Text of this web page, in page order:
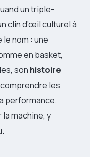
un triple-
clin d’œil culturel à
nom : une
en basket,
son histoire
comprendre les
performance.
machine, y